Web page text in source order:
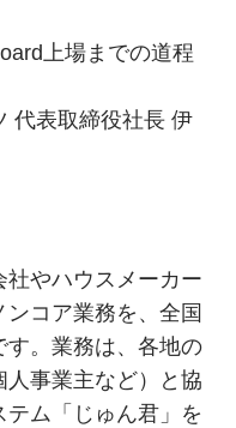
上場までの道程
代表取締役社長 伊
やハウスメーカー
コア業務を、全国
す。業務は、各地の
事業主など）と協
ム「じゅん君」を